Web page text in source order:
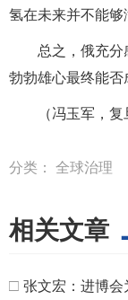
氢在未来并不能
总之，俄充
勃勃雄心最终能否
（冯玉军，
分类： 全球治理
相关文章
□ 张文宏：进博会